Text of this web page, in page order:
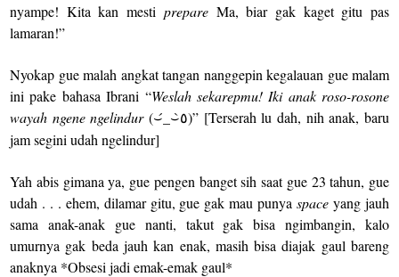
nyampe! Kita kan mesti prepareMa, biar gak kaget gitu pas
lamaran!”
Nyokap gue malah angkat tangan nanggepin kegalauan gue malam
ini pake bahasa Ibrani “Weslah sekarepmu! Iki anak roso-rosone
wayah ngene ngelindur (⌣ ⌣٥)” [Terserah lu dah, nih anak, baru
jam segini udah ngelindur]
Yah abis gimana ya, gue pengen banget sih saat gue 23 tahun, gue
udah . . . ehem, dilamar gitu, gue gak mau punyaspace yang jauh
sama anak-anak gue nanti, takut gak bisa ngimbangin, kalo
umurnya gak beda jauh kan enak, masih bisa diajak gaul bareng
anaknya *Obsesi jadi emak-emak gaul*